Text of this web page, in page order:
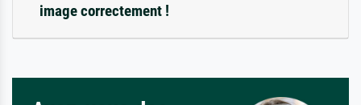
image correctement !